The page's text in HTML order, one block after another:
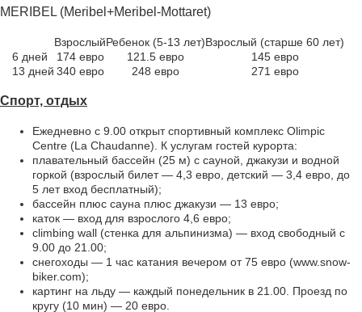
MERIBEL (Meribel+Meribel-Mottaret)
ВзрослыйРебенок (5-13 лет)Взрослый (старше 60 лет)
6 дней
174 евро 121.5 евро
145 евро
13 дней 340 евро 248 евро 271 евро
Спорт, отдых
Ежедневно с 9.00 открыт спортивный комплекс Olimpic
Centre (La Chaudanne). К услугам гостей курорта:
плавательный бассейн (25 м) с сауной, джакузи и водной
горкой (взрослый билет — 4,3 евро, детский — 3,4 евро, до
5 лет вход бесплатный);
бассейн плюс сауна плюс джакузи — 13 евро;
каток — вход для взрослого 4,6 евро;
climbing wall (стенка для альпинизма) — вход свободный с
9.00 до 21.00;
снегоходы — 1 час катания вечером от 75 евро (www.snow-
biker.com);
картинг на льду — каждый понедельник в 21.00. Проезд по
кругу (10 мин) — 20 евро.